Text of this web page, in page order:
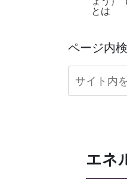
とは
ページ内
エネ